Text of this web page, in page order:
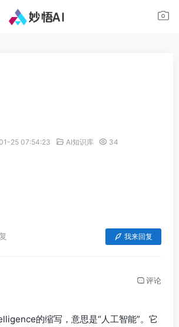
25 07:54:23 AI知识库 34
我来回复
评论
的缩写，意思是“人工智能”。它